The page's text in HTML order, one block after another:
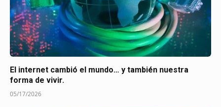
El internet cambió el mundo… y también nuestra
forma de vivir.
05/17/2026